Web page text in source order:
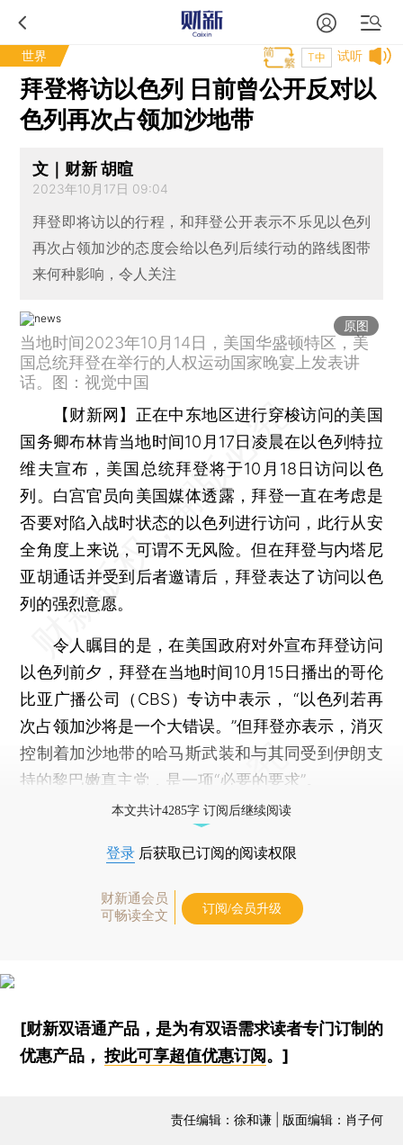
世界 试听
T中
拜登将访以色列 日前曾公开反对以
色列再次占领加沙地带
文｜财新 胡暄
2023年10月17日 09:04
拜登即将访以的行程，和拜登公开表示不乐见以色列
再次占领加沙的态度会给以色列后续行动的路线图带
来何种影响，令人关注
原图
当地时间2023年10月14日，美国华盛顿特区，美
国总统拜登在举行的人权运动国家晚宴上发表讲
话。图：视觉中国
【财新网】 正在中东地区进行穿梭访问的美国
国务卿布林肯当地时间10月17日凌晨在以色列特拉
维夫宣布，美国总统拜登将于10月18日访问以色
列。白宫官员向美国媒体透露，拜登一直在考虑是
否要对陷入战时状态的以色列进行访问，此行从安
全角度上来说，可谓不无风险。但在拜登与内塔尼
亚胡通话并受到后者邀请后，拜登表达了访问以色
列的强烈意愿。
令人瞩目的是，在美国政府对外宣布拜登访问
以色列前夕，拜登在当地时间10月15日播出的哥伦
比亚广播公司（CBS）专访中表示， “以色列若再
次占领加沙将是一个大错误。”但拜登亦表示，消灭
控制着加沙地带的哈马斯武装和与其同受到伊朗支
持的黎巴嫩真主党，是一项“必要的要求”。
本文共计4285字 订阅后继续阅读
登录 后获取已订阅的阅读权限
财新通会员
可畅读全文
订阅/会员升级
[财新双语通产品，是为有双语需求读者专门订制的
优惠产品，按此可享超值优惠订阅 。]
责任编辑：徐和谦 | 版面编辑：肖子何